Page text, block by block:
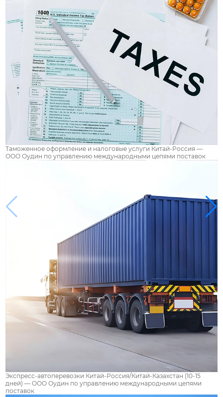
Таможенное оформление и налоговые услуги Китай-Россия —
ООО Оудин по управлению международными цепями поставок
Экспресс-автоперевозки Китай-Россия/Китай-Казахстан (10-15
дней) — ООО Оудин по управлению международными цепями
поставок